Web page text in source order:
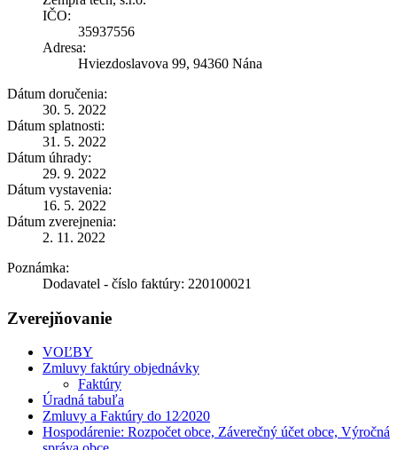
IČO:
35937556
Adresa:
Hviezdoslavova 99, 94360 Nána
Dátum doručenia:
30. 5. 2022
Dátum splatnosti:
31. 5. 2022
Dátum úhrady:
29. 9. 2022
Dátum vystavenia:
16. 5. 2022
Dátum zverejnenia:
2. 11. 2022
Poznámka:
Dodavatel - číslo faktúry: 220100021
Zverejňovanie
VOĽBY
Zmluvy faktúry objednávky
Faktúry
Úradná tabuľa
Zmluvy a Faktúry do 12⁄2020
Hospodárenie: Rozpočet obce, Záverečný účet obce, Výročná